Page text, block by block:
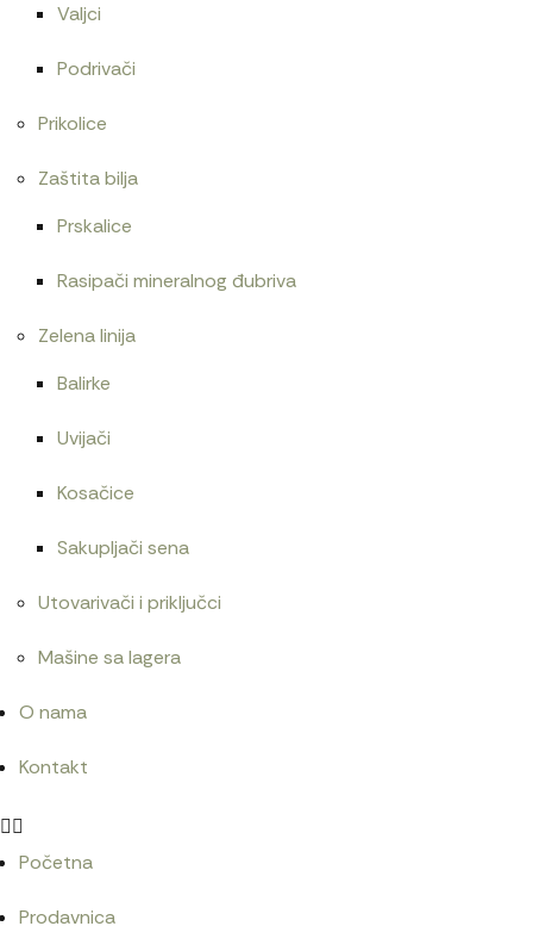
Valjci
Podrivači
Prikolice
Zaštita bilja
Prskalice
Rasipači mineralnog đubriva
Zelena linija
Balirke
Uvijači
Kosačice
Sakupljači sena
Utovarivači i priključci
Mašine sa lagera
O nama
Kontakt
Početna
Prodavnica
Cev elektromagneta